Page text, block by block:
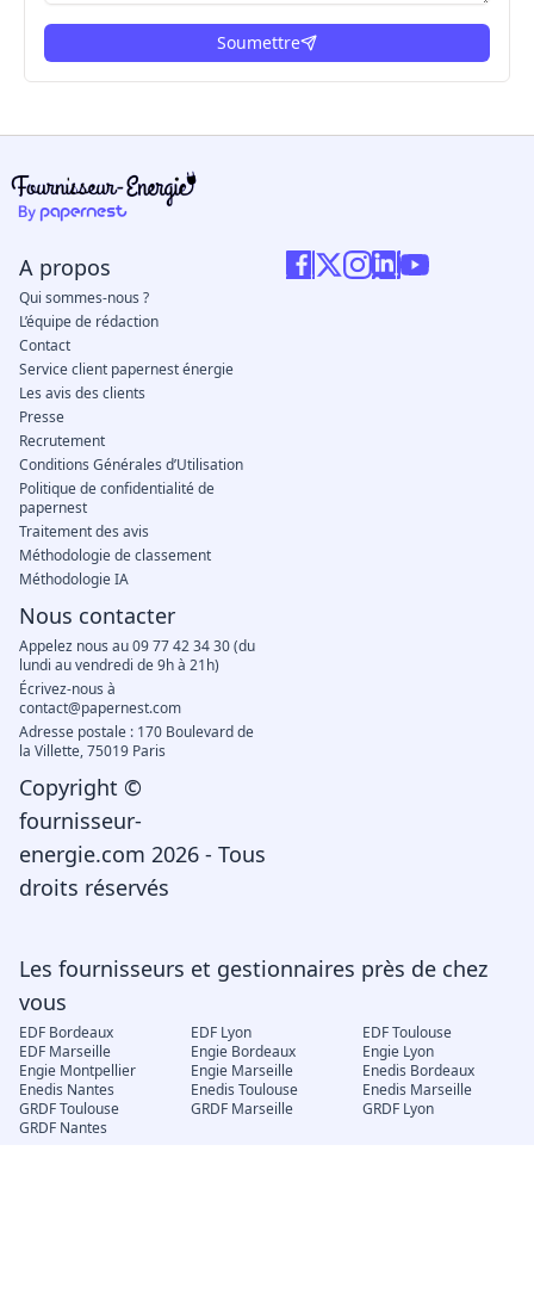
Soumettre
Les fournisseurs et gestionnaires près de chez
vous
EDF Bordeaux EDF Lyon
EDF Toulouse
EDF Marseille
Engie Bordeaux
Engie Lyon
Engie Montpellier
Engie Marseille
Enedis Bordeaux
Enedis Nantes
Enedis Toulouse
Enedis Marseille
GRDF Toulouse
GRDF Marseille
GRDF Lyon
GRDF Nantes
A propos
Qui sommes-nous ?
L’équipe de rédaction
Contact
Service client papernest énergie
Les avis des clients
Presse
Recrutement
Conditions Générales d’Utilisation
Politique de confidentialité de
papernest
Traitement des avis
Méthodologie de classement
Méthodologie IA
Nous contacter
Appelez nous au 09 77 42 34 30 (du
lundi au vendredi de 9h à 21h)
Écrivez-nous à
contact@papernest.com
Adresse postale : 170 Boulevard de
la Villette, 75019 Paris
Copyright ©
fournisseur-
energie.com 2026 - Tous
droits réservés